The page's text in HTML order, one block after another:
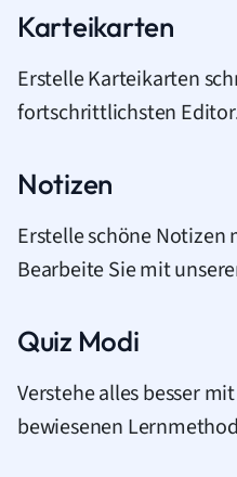
Karteikarten
Erstelle Karteikarten
fortschrittlichsten
Notizen
Erstelle schöne Notizen
Bearbeite Sie mit
Quiz Modi
Verstehe alles besser
bewiesenen